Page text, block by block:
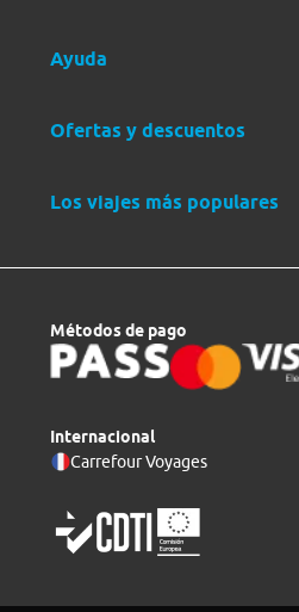
Ayuda
Ofertas y descuentos
Los viajes más populares
Métodos de pago
Internacional
Carrefour Voyages